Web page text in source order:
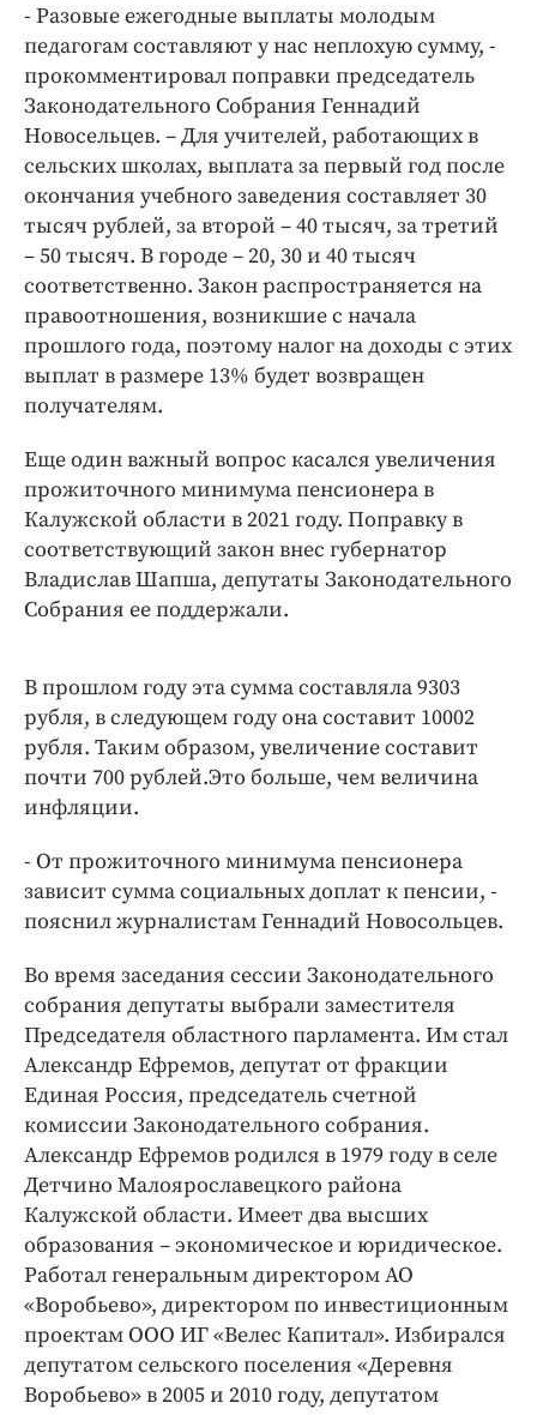
- Разовые ежегодные выплаты молодым
педагогам составляют у нас неплохую сумму, -
прокомментировал поправки председатель
Законодательного Собрания Геннадий
Новосельцев. – Для учителей, работающих в
сельских школах, выплата за первый год после
окончания учебного заведения составляет 30
тысяч рублей, за второй – 40 тысяч, за третий
– 50 тысяч. В городе – 20, 30 и 40 тысяч
соответственно. Закон распространяется на
правоотношения, возникшие с начала
прошлого года, поэтому налог на доходы с этих
выплат в размере 13% будет возвращен
получателям.
Еще один важный вопрос касался увеличения
прожиточного минимума пенсионера в
Калужской области в 2021 году. Поправку в
соответствующий закон внес губернатор
Владислав Шапша, депутаты Законодательного
Собрания ее поддержали.
В прошлом году эта сумма составляла 9303
рубля, в следующем году она составит 10002
рубля. Таким образом, увеличение составит
почти 700 рублей.Это больше, чем величина
инфляции.
- От прожиточного минимума пенсионера
зависит сумма социальных доплат к пенсии, -
пояснил журналистам Геннадий Новосольцев.
Во время заседания сессии Законодательного
собрания депутаты выбрали заместителя
Председателя областного парламента. Им стал
Александр Ефремов, депутат от фракции
Единая Россия, председатель счетной
комиссии Законодательного собрания.
Александр Ефремов родился в 1979 году в селе
Детчино Малоярославецкого района
Калужской области. Имеет два высших
образования – экономическое и юридическое.
Работал генеральным директором АО
«Воробьево», директором по инвестиционным
проектам ООО ИГ «Велес Капитал». Избирался
депутатом сельского поселения «Деревня
Воробьево» в 2005 и 2010 году, депутатом